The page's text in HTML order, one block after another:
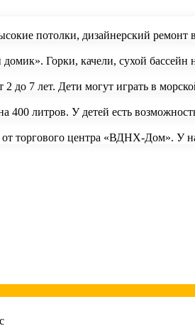
потолки, дизайнерский
Горки, качели, сухой
7 лет. Дети могут играть в
400 литров. У детей есть
торгового центра «ВДНХ-Дом». У